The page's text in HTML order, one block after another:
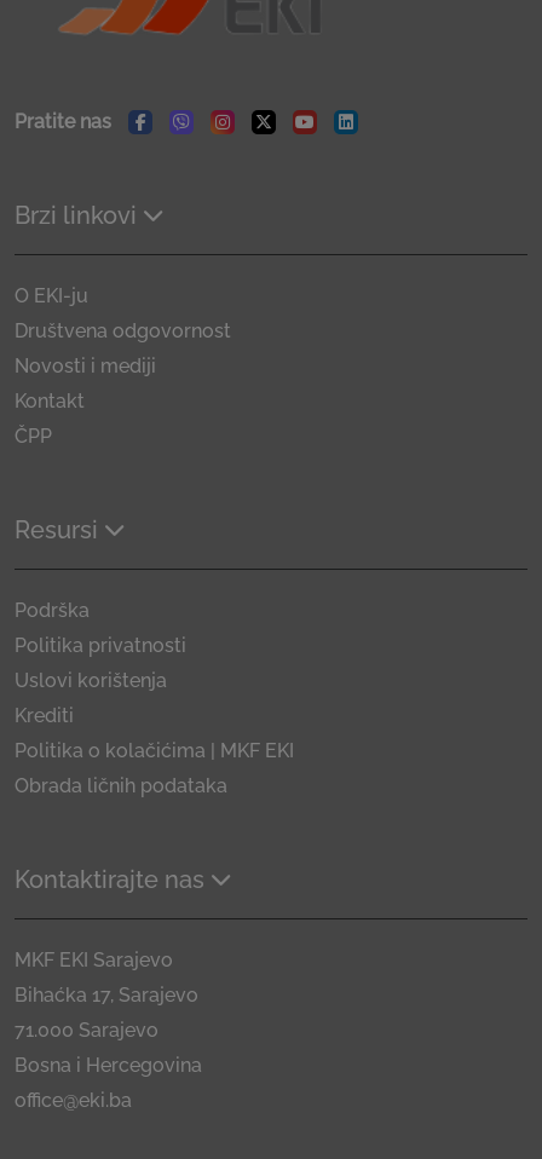
Pratite nas
Facebook
ViberInstagram
TwitterYoutubeLinkedin
Brzi linkovi
O EKI-ju
Društvena odgovornost
Novosti i mediji
Kontakt
ČPP
Resursi
Podrška
Politika privatnosti
Uslovi korištenja
Krediti
Politika o kolačićima | MKF EKI
Obrada ličnih podataka
Kontaktirajte nas
MKF EKI Sarajevo
Bihaćka 17, Sarajevo
71.000 Sarajevo
Bosna i Hercegovina
office@eki.ba